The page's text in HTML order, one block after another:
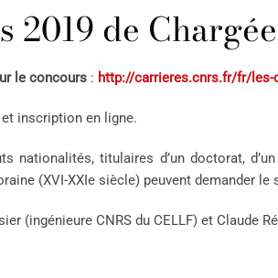
2019 de
le concours : http://carrieres.cnrs.fr/fr/les-
inscription en ligne.
nationalités, titulaires d’un doctorat,
(XVI-XXIe siècle) peuvent demander le
(ingénieure CNRS du CELLF) et Claude